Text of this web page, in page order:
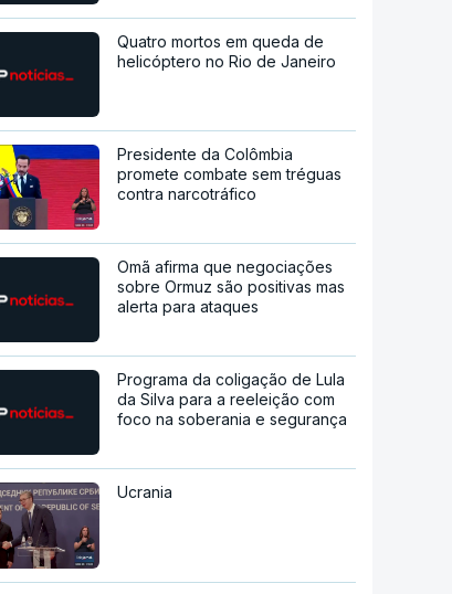
Quatro mortos em queda de
helicóptero no Rio de Janeiro
Presidente da Colômbia
promete combate sem tréguas
contra narcotráfico
Omã afirma que negociações
sobre Ormuz são positivas mas
alerta para ataques
Programa da coligação de Lula
da Silva para a reeleição com
foco na soberania e segurança
Ucrania